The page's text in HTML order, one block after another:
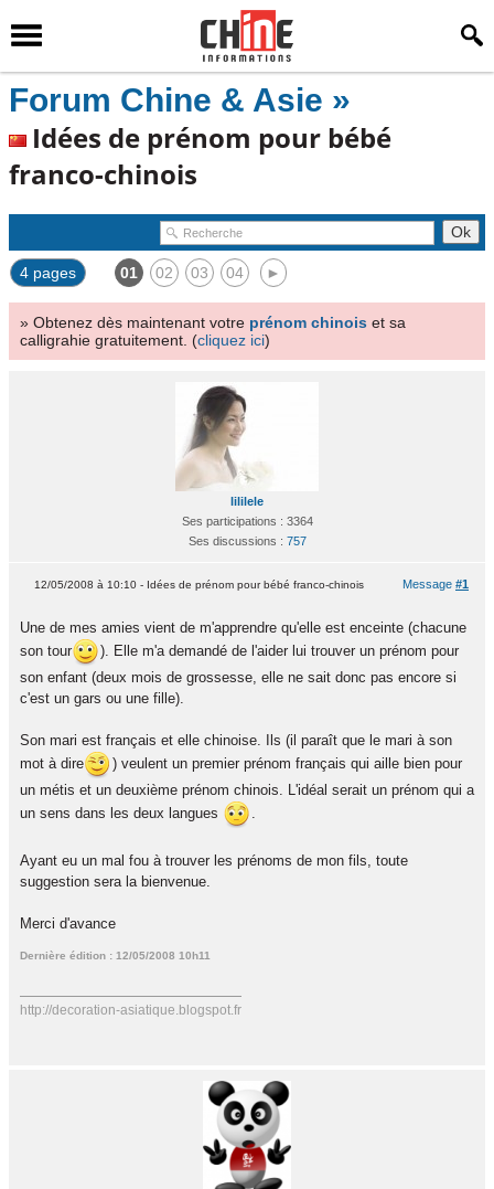
Forum Chine & Asie »
Idées de prénom pour bébé
franco-chinois
4 pages 01 02 03 04 ►
» Obtenez dès maintenant votre prénom chinois et sa
calligrahie gratuitement. (cliquez ici)
lililele
Ses participations : 3364
Ses discussions : 757
Message #1
12/05/2008 à 10:10 - Idées de prénom pour bébé franco-chinois
Une de mes amies vient de m'apprendre qu'elle est enceinte (chacune
son tour
). Elle m'a demandé de l'aider lui trouver un prénom pour
son enfant (deux mois de grossesse, elle ne sait donc pas encore si
c'est un gars ou une fille).
Son mari est français et elle chinoise. Ils (il paraît que le mari à son
mot à dire
) veulent un premier prénom français qui aille bien pour
un métis et un deuxième prénom chinois. L'idéal serait un prénom qui a
un sens dans les deux langues
.
Ayant eu un mal fou à trouver les prénoms de mon fils, toute
suggestion sera la bienvenue.
Merci d'avance
Dernière édition : 12/05/2008 10h11
http://decoration-asiatique.blogspot.fr